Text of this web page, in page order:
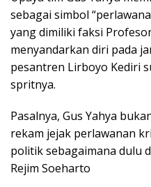
sebagai simbol
yang dimiliki faksi
menyandarkan diri pada
pesantren Lirboyo Kediri
spritnya.
Pasalnya, Gus Yahya
rekam jejak perlawanan
politik sebagaimana dulu
Rejim Soeharto